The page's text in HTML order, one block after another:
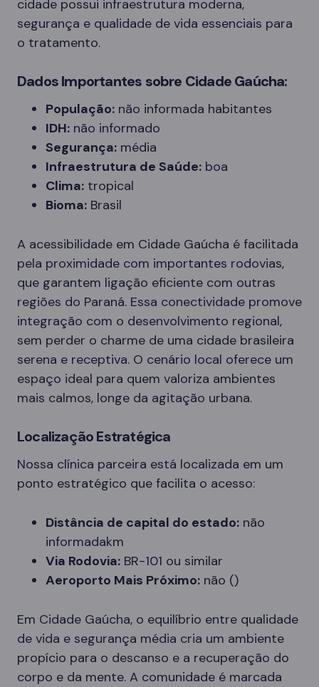
cidade possui infraestrutura moderna,
segurança e qualidade de vida essenciais para
o tratamento.
Dados Importantes sobre Cidade Gaúcha:
População: não informada habitantes
IDH: não informado
Segurança: média
Infraestrutura de Saúde: boa
Clima: tropical
Bioma: Brasil
A acessibilidade em Cidade Gaúcha é facilitada
pela proximidade com importantes rodovias,
que garantem ligação eficiente com outras
regiões do Paraná. Essa conectividade promove
integração com o desenvolvimento regional,
sem perder o charme de uma cidade brasileira
serena e receptiva. O cenário local oferece um
espaço ideal para quem valoriza ambientes
mais calmos, longe da agitação urbana.
Localização Estratégica
Nossa clínica parceira está localizada em um
ponto estratégico que facilita o acesso:
Distância de capital do estado: não
informadakm
Via Rodovia: BR-101 ou similar
Aeroporto Mais Próximo: não ()
Em Cidade Gaúcha, o equilíbrio entre qualidade
de vida e segurança média cria um ambiente
propício para o descanso e a recuperação do
corpo e da mente. A comunidade é marcada